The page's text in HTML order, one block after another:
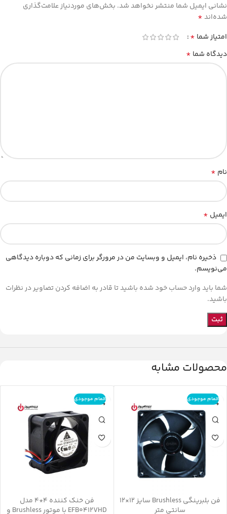
نشانی ایمیل شما منتشر نخواهد شد. بخش‌های موردنیاز علامت‌گذاری
شده‌اند*
امتیاز شما *
دیدگاه شما *
نام *
ایمیل *
ذخیره نام، ایمیل و وبسایت من در مرورگر برای زمانی که دوباره دیدگاهی
می‌نویسم.
شما باید وارد حساب خود شده باشید تا قادر به اضافه کردن تصاویر در نظرات
باشید.
محصولات مشابه
اتمام موجودی
فن بلبرینگی Brushless سایز 12×12
سانتی متر
اتمام موجودی
فن خنک کننده 4*4 مدل
EFB0412VHD با موتور Brushless و